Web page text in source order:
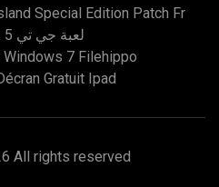
Special Edition Patch Fr
لعبة جي تي 5 للكمبيوتر
Windows 7 Filehippo
Gratuit Ipad
All rights reserved